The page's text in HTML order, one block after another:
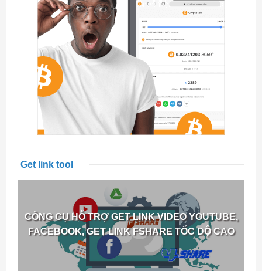
Get link tool
CÔNG CỤ HỖ TRỢ GET LINK VIDEO YOUTUBE,
FACEBOOK, GET LINK FSHARE TỐC DỘ CAO